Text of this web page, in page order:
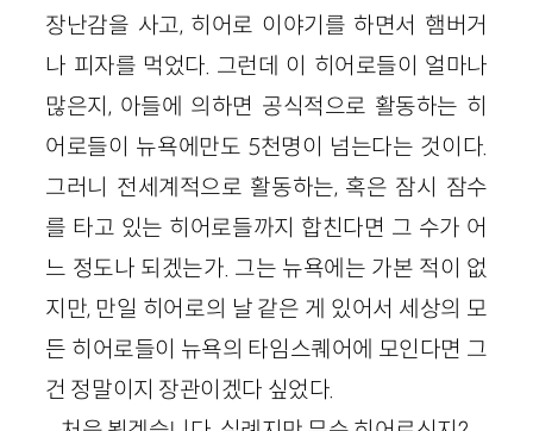
장난감을 사고, 히어로 이야기를 하면서 햄버거
나 피자를 먹었다. 그런데 이 히어로들이 얼마나
많은지, 아들에 의하면 공식적으로 활동하는 히
어로들이 뉴욕에만도 5천명이 넘는다는 것이다.
그러니 전세계적으로 활동하는, 혹은 잠시 잠수
를 타고 있는 히어로들까지 합친다면 그 수가 어
느 정도나 되겠는가. 그는 뉴욕에는 가본 적이 없
지만, 만일 히어로의 날 같은 게 있어서 세상의 모
든 히어로들이 뉴욕의 타임스퀘어에 모인다면 그
건 정말이지 장관이겠다 싶었다.